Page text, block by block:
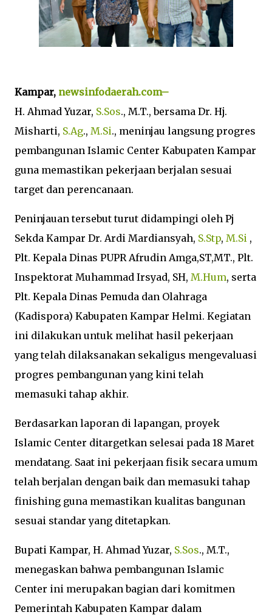
Kampar, newsinfodaerah.com–
H. Ahmad Yuzar, S.Sos., M.T., bersama Dr. Hj.
Misharti, S.Ag., M.Si., meninjau langsung progres
pembangunan Islamic Center Kabupaten Kampar
guna memastikan pekerjaan berjalan sesuai
target dan perencanaan.
Peninjauan tersebut turut didampingi oleh Pj
Sekda Kampar Dr. Ardi Mardiansyah, S.Stp, M.Si ,
Plt. Kepala Dinas PUPR Afrudin Amga,ST,MT., Plt.
Inspektorat Muhammad Irsyad, SH, M.Hum, serta
Plt. Kepala Dinas Pemuda dan Olahraga
(Kadispora) Kabupaten Kampar Helmi. Kegiatan
ini dilakukan untuk melihat hasil pekerjaan
yang telah dilaksanakan sekaligus mengevaluasi
progres pembangunan yang kini telah
memasuki tahap akhir.
Berdasarkan laporan di lapangan, proyek
Islamic Center ditargetkan selesai pada 18 Maret
mendatang. Saat ini pekerjaan fisik secara umum
telah berjalan dengan baik dan memasuki tahap
finishing guna memastikan kualitas bangunan
sesuai standar yang ditetapkan.
Bupati Kampar, H. Ahmad Yuzar, S.Sos., M.T.,
menegaskan bahwa pembangunan Islamic
Center ini merupakan bagian dari komitmen
Pemerintah Kabupaten Kampar dalam